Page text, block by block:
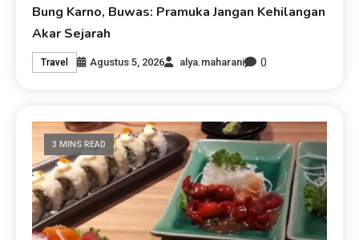
Bung Karno, Buwas: Pramuka Jangan Kehilangan
Akar Sejarah
Travel Agustus 5, 2026 alya.maharani 0
3 MINS READ